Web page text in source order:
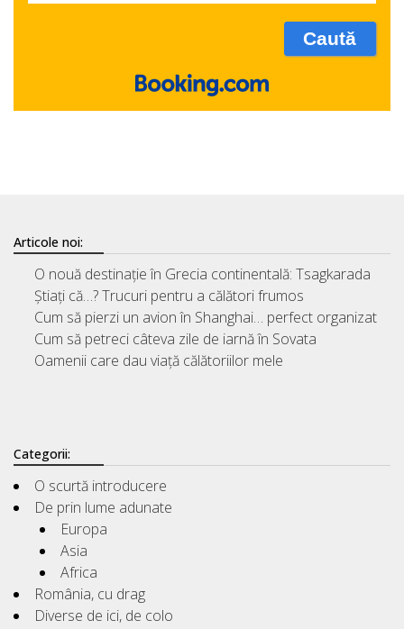
Articole noi:
O nouă destinație în Grecia continentală: Tsagkarada
Știați că…? Trucuri pentru a călători frumos
Cum să pierzi un avion în Shanghai… perfect organizat
Cum să petreci câteva zile de iarnă în Sovata
Oamenii care dau viață călătoriilor mele
Categorii:
O scurtă introducere
De prin lume adunate
Europa
Asia
Africa
România, cu drag
Diverse de ici, de colo